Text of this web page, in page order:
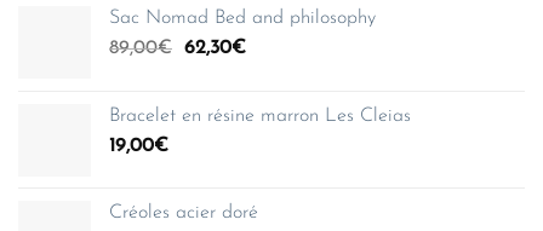
Sac Nomad Bed and philosophy
89,00€
Le
était :
62,30€Le
est :
Bracelet en résine marron Les Cleias
19,00€
Créoles acier doré